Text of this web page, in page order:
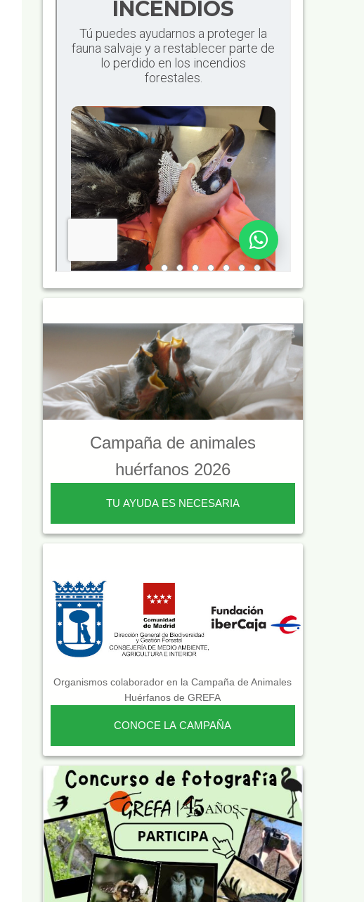
Campaña de animales
huérfanos 2026
TU AYUDA ES NECESARIA
Organismos colaborador en la Campaña de Animales
Huérfanos de GREFA
CONOCE LA CAMPAÑA